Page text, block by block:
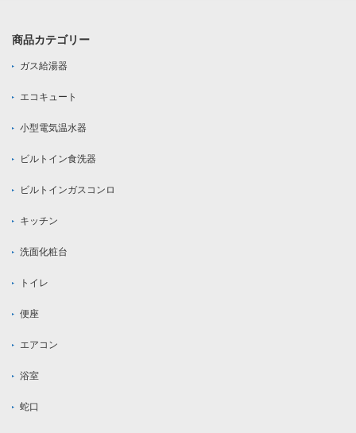
商品カテゴリー
ガス給湯器
エコキュート
小型電気温水器
ビルトイン食洗器
ビルトインガスコンロ
キッチン
洗面化粧台
トイレ
便座
エアコン
浴室
蛇口